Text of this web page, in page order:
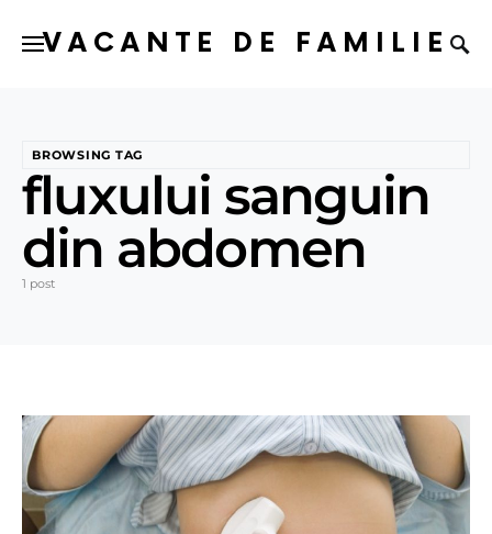
VACANTE DE FAMILIE
BROWSING TAG
fluxului sanguin
din abdomen
1 post